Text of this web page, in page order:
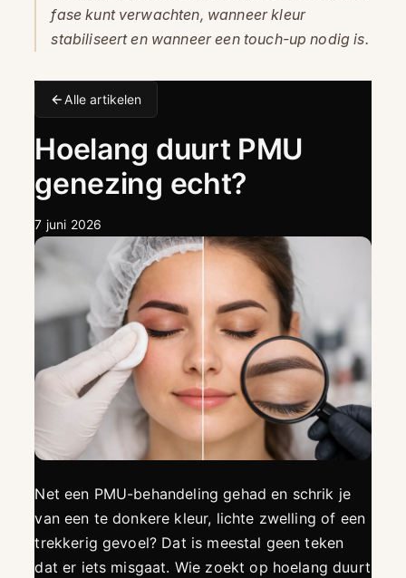
fase kunt verwachten, wanneer kleur
stabiliseert en wanneer een touch-up nodig is.
Alle artikelen
Hoelang duurt PMU
genezing echt?
7 juni 2026
Net een PMU-behandeling gehad en schrik je
van een te donkere kleur, lichte zwelling of een
trekkerig gevoel? Dat is meestal geen teken
dat er iets misgaat. Wie zoekt op hoelang duurt